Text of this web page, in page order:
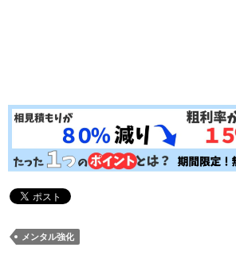
メンタル強化